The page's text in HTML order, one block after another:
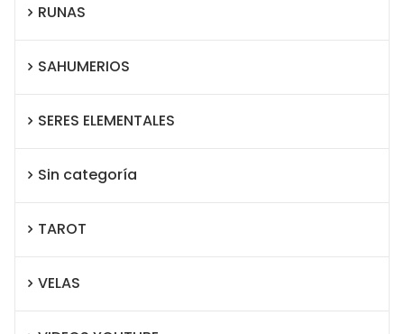
RUNAS
SAHUMERIOS
SERES ELEMENTALES
Sin categoría
TAROT
VELAS